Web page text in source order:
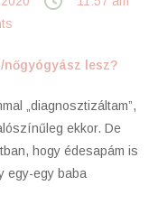
lesz?
„diagnosztizáltam”,
ekkor. De
hogy édesapám is
egy-egy baba